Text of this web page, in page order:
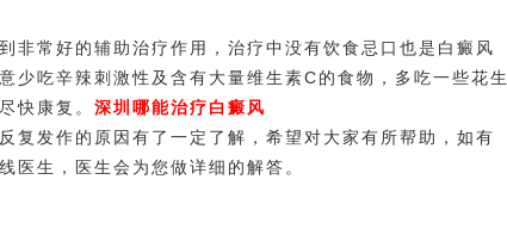
常好的辅助治疗作用，治疗中没有饮食忌口也是白癜风
少吃辛辣刺激性及含有大量维生素C的食物，多吃一些花生
快康复。 深圳哪能治疗白癜风
发作的原因有了一定了解，希望对大家有所帮助，如有
医生，医生会为您做详细的解答。